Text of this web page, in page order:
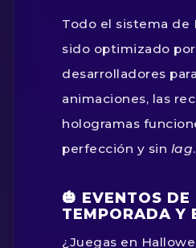
Todo el sistema de
sido optimizado
desarrolladores
animaciones, las
hologramas
perfección y sin lag.
🎃 EVENTOS DE
TEMPORADA Y
¿Juegas en